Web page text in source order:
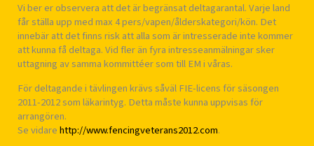
Vi ber er observera att det är begränsat deltagarantal. Varje land
får ställa upp med max 4 pers/vapen/ålderskategori/kön. Det
innebär att det finns risk att alla som är intresserade inte kommer
att kunna få deltaga. Vid fler än fyra intresseanmälningar sker
uttagning av samma kommittéer som till EM i våras.
För deltagande i tävlingen krävs såväl FIE-licens för säsongen
2011-2012 som läkarintyg. Detta måste kunna uppvisas för
arrangören.
Se vidarehttp://www.fencingveterans2012.com.